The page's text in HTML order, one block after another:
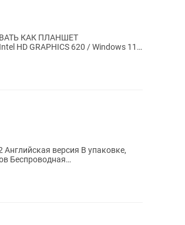
КАК ПЛАНШЕТ
HD GRAPHICS 620 / Windows 11 /
версия В упаковке,
Беспроводная